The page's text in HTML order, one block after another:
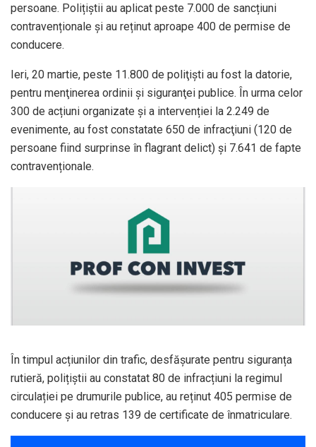
persoane. Polițiștii au aplicat peste 7.000 de sancțiuni
contravenționale și au reținut aproape 400 de permise de
conducere.
Ieri, 20 martie, peste 11.800 de poliţişti au fost la datorie,
pentru menţinerea ordinii şi siguranţei publice. În urma celor
300 de acțiuni organizate și a intervenției la 2.249 de
evenimente, au fost constatate 650 de infracţiuni (120 de
persoane fiind surprinse în flagrant delict) și 7.641 de fapte
contravenționale.
În timpul acțiunilor din trafic, desfășurate pentru siguranța
rutieră, polițiștii au constatat 80 de infracțiuni la regimul
circulației pe drumurile publice, au reținut 405 permise de
conducere și au retras 139 de certificate de înmatriculare.